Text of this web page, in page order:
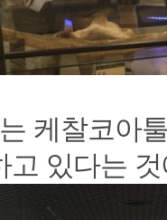
케찰코아
고 있다는